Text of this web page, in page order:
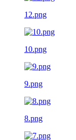
12.png
10.png
9.png
8.png